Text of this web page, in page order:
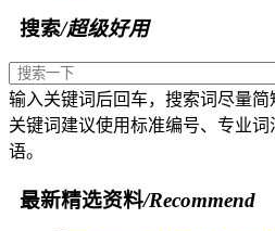
搜索/超级好用
输入关键词后回车，搜索词尽量简
关键词建议使用标准编号、专业
语。
最新精选资料/Recommend